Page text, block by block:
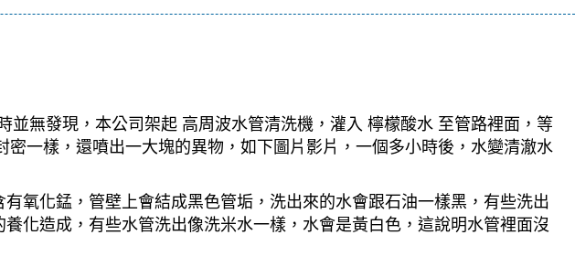
無發現，本公司架起 高周波水管清洗機，灌入 檸檬酸水 至管路裡面，等
一樣，還噴出一大塊的異物，如下圖片影片，一個多小時後，水變清澈水
氧化錳，管壁上會結成黑色管垢，洗出來的水會跟石油一樣黑，有些洗出
化造成，有些水管洗出像洗米水一樣，水會是黃白色，這說明水管裡面沒